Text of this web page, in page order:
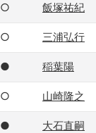
○ 飯塚祐紀
○ 三浦弘行
● 稲葉陽
○ 山崎隆之
● 大石直嗣